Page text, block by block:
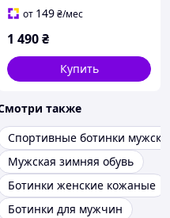
от 149₴/мес
1 490₴
Купить
также
Спортивные ботинки
Мужская зимняя обувь
Ботинки женские кожаные
Ботинки для мужчин